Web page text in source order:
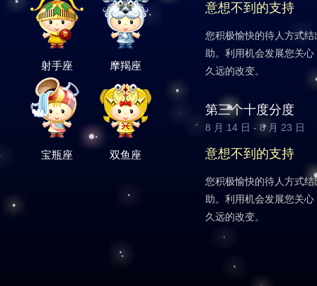
射手座 摩羯座
宝瓶座 双鱼座
意想不到的支持
您积极愉快的待人方式
助。利用机会发展您关
久远的改变。
第三个十度分度
8 月 14 日 - 8 月 23 日
意想不到的支持
您积极愉快的待人方式
助。利用机会发展您关
久远的改变。